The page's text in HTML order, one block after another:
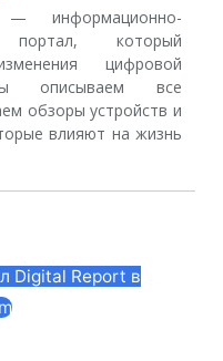
— информационно-
портал, который
цифровой
описываем все
обзоры устройств и
влияют на жизнь
Digital Report в